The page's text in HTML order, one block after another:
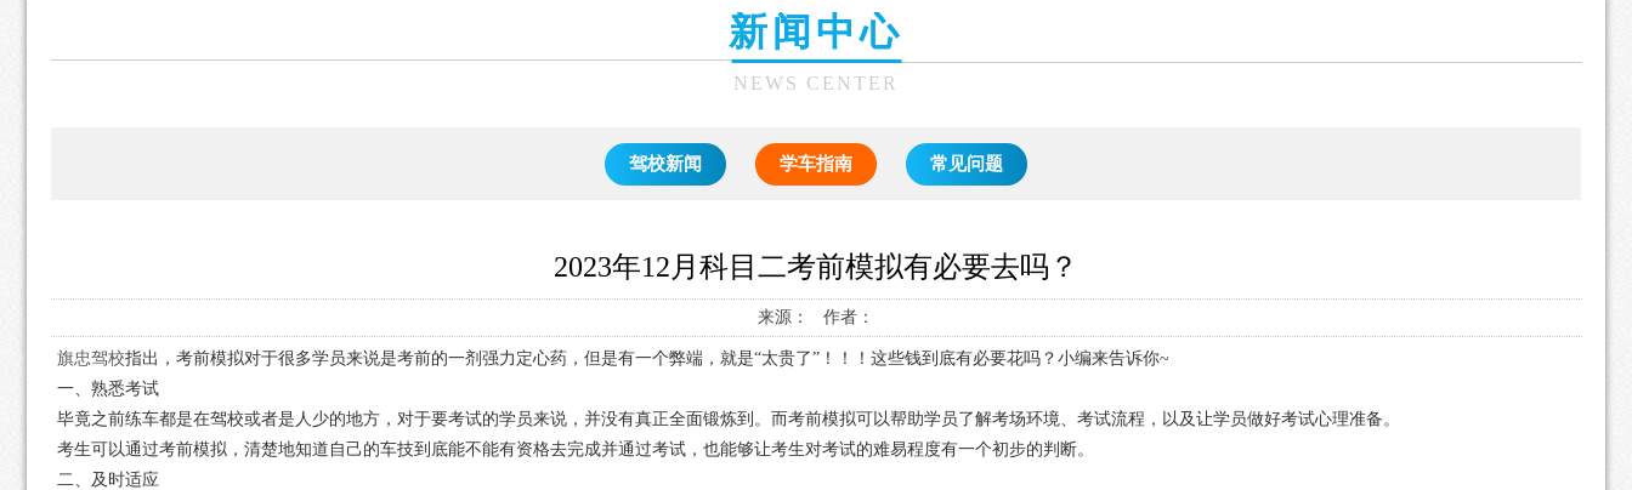
新闻中心
NEWS CENTER
驾校新闻 学车指南 常见问题
2023年12月科目二考前模拟有必要去吗？
来源： 作者：
旗忠驾校指出，考前模拟对于很多学员来说是考前的一剂强力定心药，但是有一个弊端，就是“太贵了”！！！这些钱到底有必要花吗？小编来告诉你~
一、熟悉考试
毕竟之前练车都是在驾校或者是人少的地方，对于要考试的学员来说，并没有真正全面锻炼到。而考前模拟可以帮助学员了解考场环境、考试流程，以及让学员做好考试心理准备。
考生可以通过考前模拟，清楚地知道自己的车技到底能不能有资格去完成并通过考试，也能够让考生对考试的难易程度有一个初步的判断。
二、及时适应